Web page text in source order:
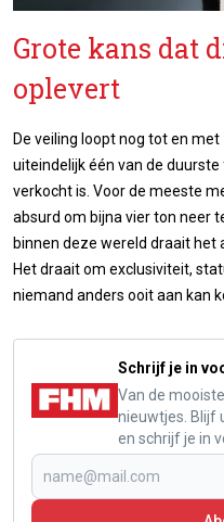
Grote kans dat
oplevert
De veiling loopt nog tot en
uiteindelijk één van de
verkocht is. Voor de meeste
absurd om bijna vier ton neer
binnen deze wereld draait het
Het draait om exclusiviteit,
niemand anders ooit aan kan
Schrijf je in
Van de
nieuwtjes. Blijf
en schrijf je in